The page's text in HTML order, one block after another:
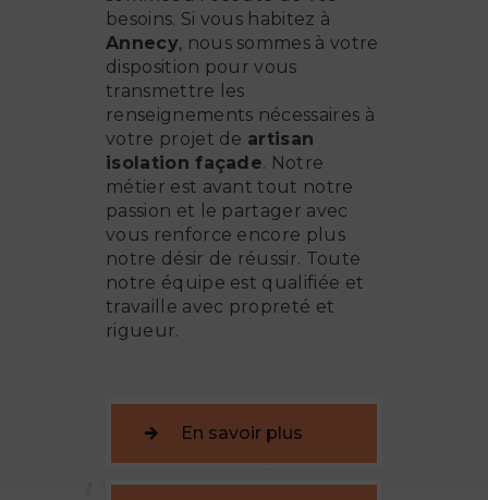
besoins. Si vous habitez à
Annecy, nous sommes à votre
disposition pour vous
transmettre les
renseignements nécessaires à
votre projet de artisan
isolation façade. Notre
métier est avant tout notre
passion et le partager avec
vous renforce encore plus
notre désir de réussir. Toute
notre équipe est qualifiée et
travaille avec propreté et
rigueur.
En savoir plus